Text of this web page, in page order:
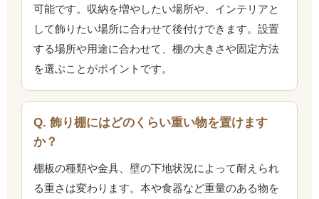
可能です。収納を増やしたい場所や、インテリアと
して飾りたい場所に合わせて後付けできます。設置
する場所や用途に合わせて、棚の大きさや固定方法
を選ぶことがポイントです。
Q. 飾り棚にはどのくらい重い物を置けます
か？
棚板の種類や金具、壁の下地状況によって耐えられ
る重さは変わります。本や食器など重量のある物を